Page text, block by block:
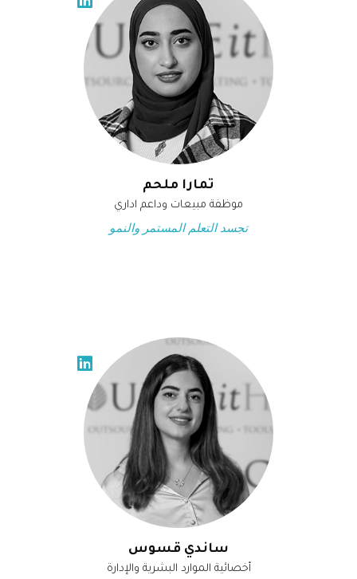
تمارا ملحم
موظفة مبيعات وداعم اداري
تجسد التعلم المستمر والنمو
ساندي قسوس
أخصائية الموارد البشرية والإدارة